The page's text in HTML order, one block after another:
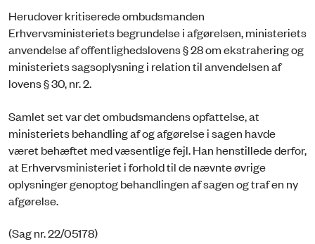
Herudover kritiserede ombudsmanden
Erhvervsministeriets begrundelse i afgørelsen, ministeriets
anvendelse af offentlighedslovens § 28 om ekstrahering og
ministeriets sagsoplysning i relation til anvendelsen af
lovens § 30, nr. 2.
Samlet set var det ombudsmandens opfattelse, at
ministeriets behandling af og afgørelse i sagen havde
været behæftet med væsentlige fejl. Han henstillede derfor,
at Erhvervsministeriet i forhold til de nævnte øvrige
oplysninger genoptog behandlingen af sagen og traf en ny
afgørelse.
(Sag nr. 22/05178)